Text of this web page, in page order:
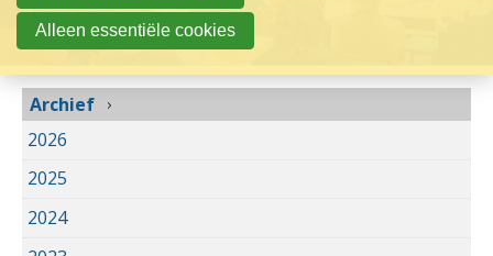
Archief
2026
2025
2024
Over UCK
Alleen essentiële cookies